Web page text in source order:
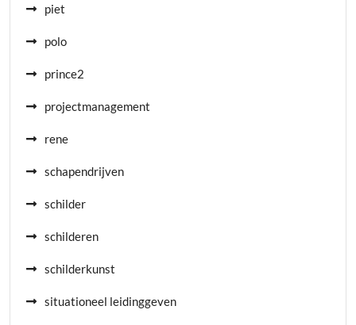
piet
polo
prince2
projectmanagement
rene
schapendrijven
schilder
schilderen
schilderkunst
situationeel leidinggeven